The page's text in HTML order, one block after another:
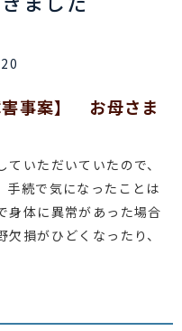
害事案】 お母さま
いただいていたので、
手続で気になったことは
身体に異常があった場合
損がひどくなったり、